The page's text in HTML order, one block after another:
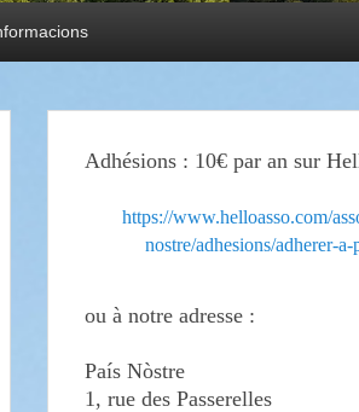
Adhésions : 10€ par an sur
https://www.helloasso.com/
nostre/adhesions/adherer-a-
ou à notre adresse :
País Nòstre
1, rue des Passerelles